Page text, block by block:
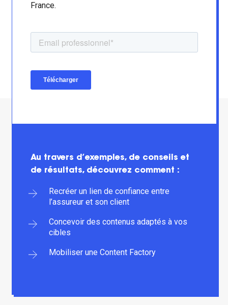
France.
Au travers d’exemples, de conseils et
de résultats, découvrez comment :
Recréer un lien de confiance entre
l’assureur et son client
Concevoir des contenus adaptés à vos
cibles
Mobiliser une Content Factory